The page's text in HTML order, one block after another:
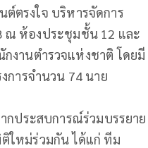
ต์ตรงใจ บริหารจัดการ
ณ ห้องประชุมชั้น 12 และ
งานตำรวจแห่งชาติ โดยมี
การจำนวน 74 นาย
กประสบการณ์ร่วมบรรยาย
ใหม่ร่วมกัน ได้แก่ ทีม